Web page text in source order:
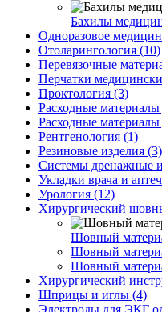
Бахилы
Одноразовое
Отоларингология (10)
Перевязочные
Перчатки
Проктология (3)
Расходные
Расходные
Рентгенология (1)
Резиновые изделия (3)
Системы дренажные
Укладки врача и
Урология (12)
Хирургический
Шовный
Шовный
Шовный
Хирургический
Шприцы и иглы (4)
Электроды для ЭКГ